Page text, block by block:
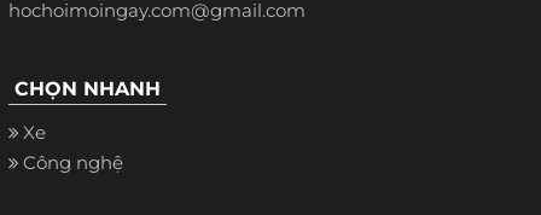
hochoimoingay.com@gmail.com
CHỌN NHANH
Xe
Công nghệ